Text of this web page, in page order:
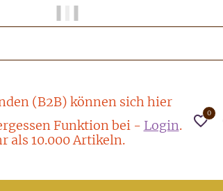
(B2B) können sich hier
Funktion bei - Login.
als 10.000 Artikeln.
0